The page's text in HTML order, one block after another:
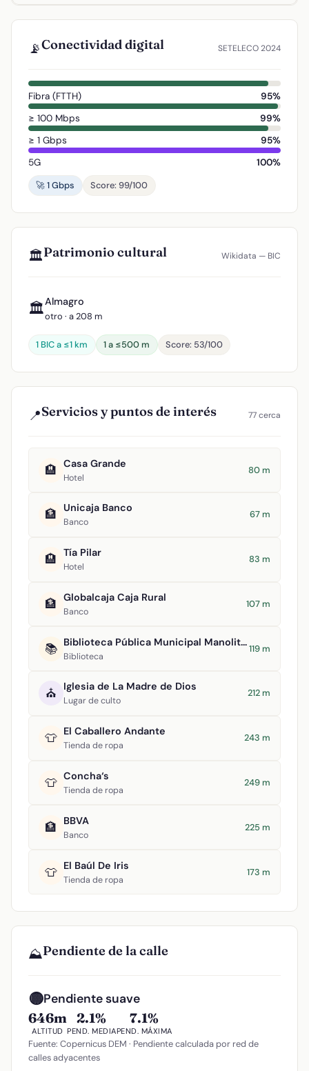
📡Conectividad digital SETELECO 2024
Fibra (FTTH)
95%
≥ 100 Mbps
99%
≥ 1 Gbps
95%
5G
100%
🚀 1 Gbps
Score: 99/100
🏛️Patrimonio cultural Wikidata — BIC
🏛️Almagro
otro · a 208 m
1 BIC a ≤1 km 1 a ≤500 m Score: 53/100
📍Servicios y puntos de interés 77 cerca
🏨 Casa Grande
Hotel
80 m
🏦 Unicaja Banco
Banco
67 m
🏨 Tía Pilar
Hotel
83 m
🏦 Globalcaja Caja Rural
Banco
107 m
📚 Biblioteca Pública Municipal Manolita Espinosa
Biblioteca
119 m
⛪ Iglesia de La Madre de Dios
Lugar de culto
212 m
👕 El Caballero Andante
Tienda de ropa
243 m
👕 Concha‘s
Tienda de ropa
249 m
🏦 BBVA
Banco
225 m
👕 El Baúl De Iris
Tienda de ropa
173 m
⛰️Pendiente de la calle
🟡Pendiente suave
646m
ALTITUD
2.1%
PEND. MEDIA
7.1%
PEND. MÁXIMA
Fuente: Copernicus DEM · Pendiente calculada por red de
calles adyacentes